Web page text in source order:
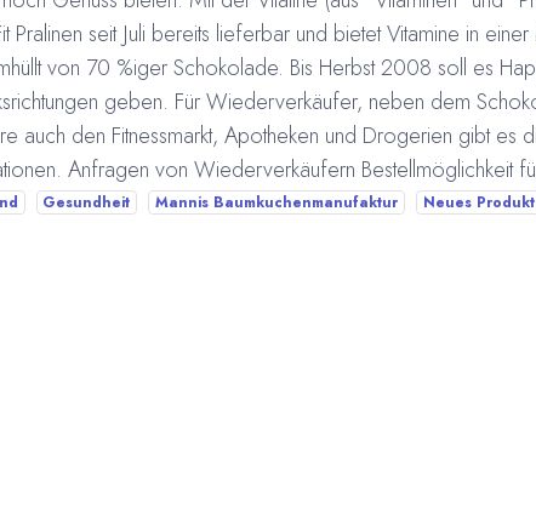
Pralinen seit Juli bereits lieferbar und bietet Vitamine in
von 70 %iger Schokolade. Bis Herbst 2008 soll es
geben. Für Wiederverkäufer, neben dem
auch den Fitnessmarkt, Apotheken und Drogerien gibt es
Anfragen von Wiederverkäufern Bestellmöglichkeit
Gesundheit Mannis Baumkuchenmanufaktur Neues Produkt